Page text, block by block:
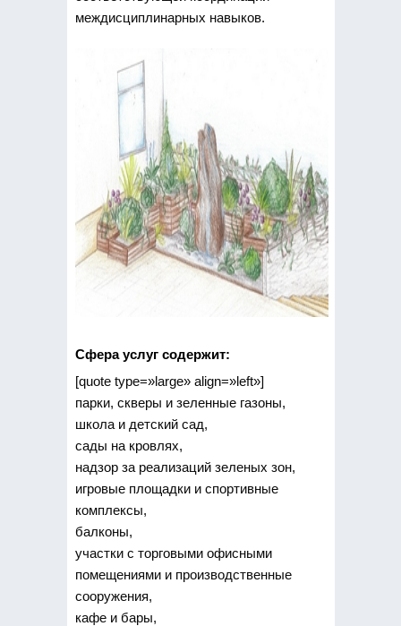
междисциплинарных навыков.
Сфера услуг содержит:
[quote type=»large» align=»left»]
парки, скверы и зеленные газоны,
школа и детский сад,
сады на кровлях,
надзор за реализаций зеленых зон,
игровые площадки и спортивные
комплексы,
балконы,
участки с торговыми офисными
помещениями и производственные
сооружения,
кафе и бары,